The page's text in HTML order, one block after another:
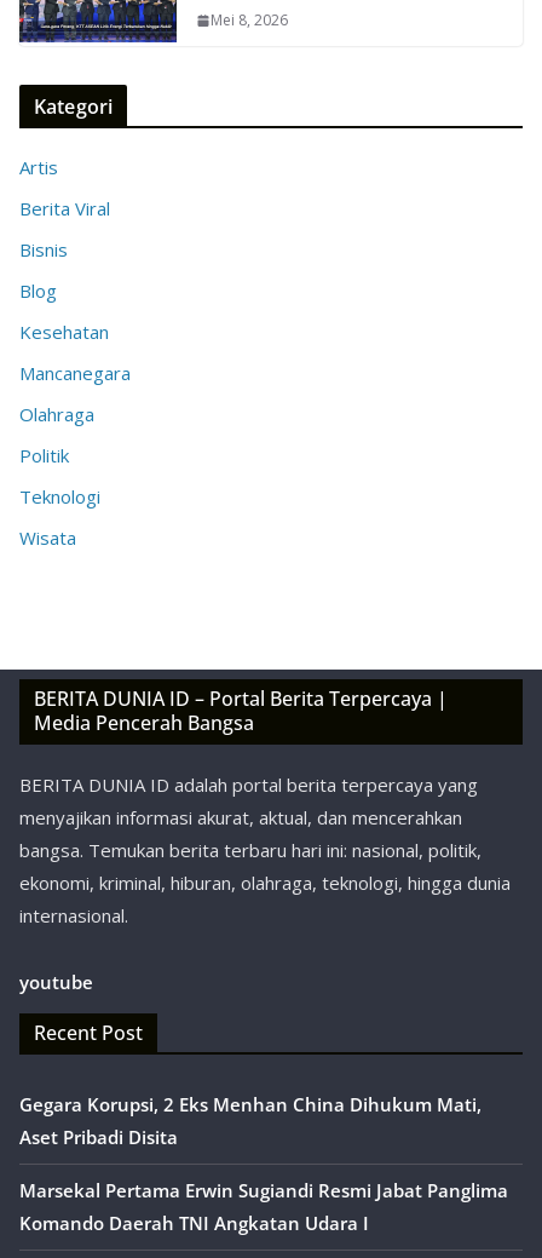
Mei 8, 2026
Kategori
Artis
Berita Viral
Bisnis
Blog
Kesehatan
Mancanegara
Olahraga
Politik
Teknologi
Wisata
BERITA DUNIA ID – Portal Berita Terpercaya |
Media Pencerah Bangsa
BERITA DUNIA ID adalah portal berita terpercaya yang
menyajikan informasi akurat, aktual, dan mencerahkan
bangsa. Temukan berita terbaru hari ini: nasional, politik,
ekonomi, kriminal, hiburan, olahraga, teknologi, hingga dunia
internasional.
youtube
Recent Post
Gegara Korupsi, 2 Eks Menhan China Dihukum Mati,
Aset Pribadi Disita
Marsekal Pertama Erwin Sugiandi Resmi Jabat Panglima
Komando Daerah TNI Angkatan Udara I